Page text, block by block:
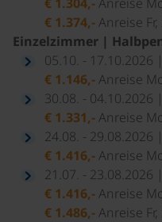
€ 1.374,-Anreise Fr,
Einzelzimmer |
05.10. - 17.10.2026
€ 1.146,-Anreise
30.08. - 04.10.2026
€ 1.331,-Anreise
24.08. - 29.08.2026
€ 1.416,-Anreise
21.07. - 23.08.2026
€ 1.416,-Anreise
€ 1.486,-Anreise Fr,